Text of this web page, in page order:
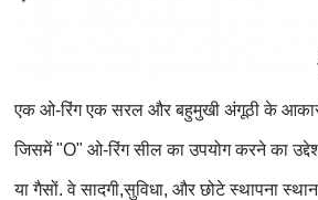
एक ओ-रिंग एक सरल और बहुमुखी अंगूठी के
जिसमें "O" ओ-रिंग सील का उपयोग करने का
या गैसों. वे सादगी,सुविधा, और छोटे स्थापना